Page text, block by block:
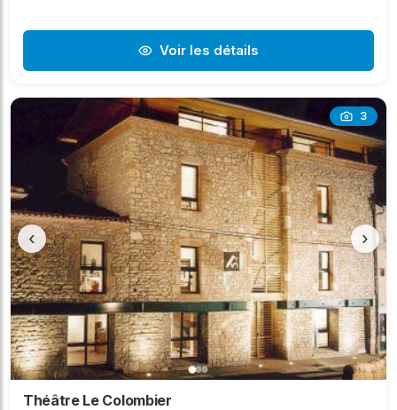
Voir les détails
3
‹ ›
Théâtre Le Colombier